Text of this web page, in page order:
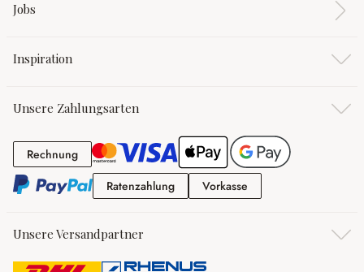
Jobs
Inspiration
Unsere Zahlungsarten
RechnungRechnung
RatenzahlungRatenzahlung
Vorkasse
Unsere Versandpartner